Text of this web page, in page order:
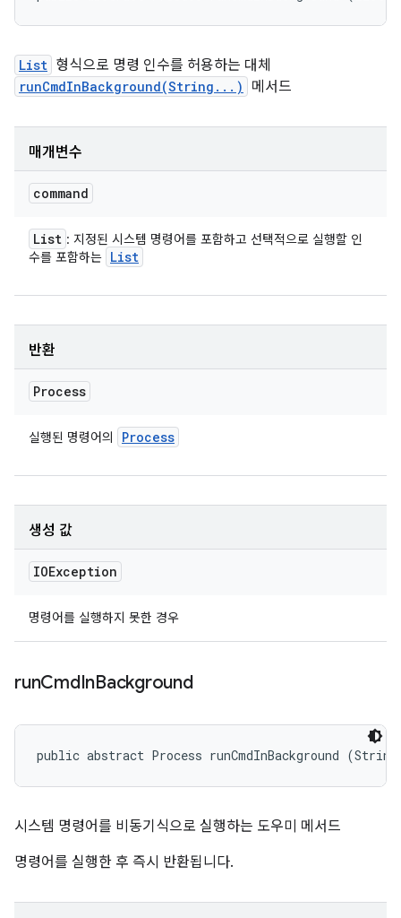
List 형식으로 명령 인수를 허용하는 대체
runCmdInBackground(String...) 메서드
매개변수
command
List : 지정된 시스템 명령어를 포함하고 선택적으로 실행할 인
수를 포함하는 List
반환
Process
실행된 명령어의 Process
생성 값
IOException
명령어를 실행하지 못한 경우
runCmdInBackground
public abstract Process runCmdInBackground
시스템 명령어를 비동기식으로 실행하는 도우미 메서드
명령어를 실행한 후 즉시 반환됩니다.